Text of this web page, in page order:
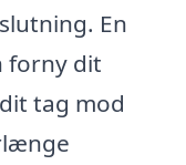
En
forny dit
tag mod